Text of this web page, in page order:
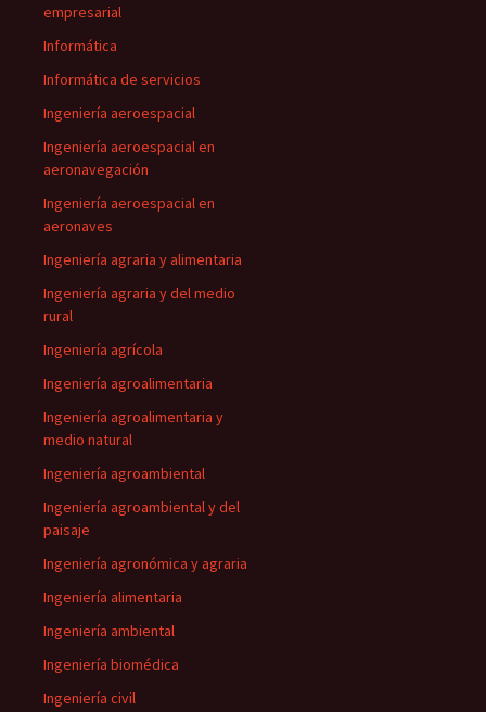
empresarial
Informática
Informática de servicios
Ingeniería aeroespacial
Ingeniería aeroespacial en
aeronavegación
Ingeniería aeroespacial en
aeronaves
Ingeniería agraria y alimentaria
Ingeniería agraria y del medio
rural
Ingeniería agrícola
Ingeniería agroalimentaria
Ingeniería agroalimentaria y
medio natural
Ingeniería agroambiental
Ingeniería agroambiental y del
paisaje
Ingeniería agronómica y agraria
Ingeniería alimentaria
Ingeniería ambiental
Ingeniería biomédica
Ingeniería civil